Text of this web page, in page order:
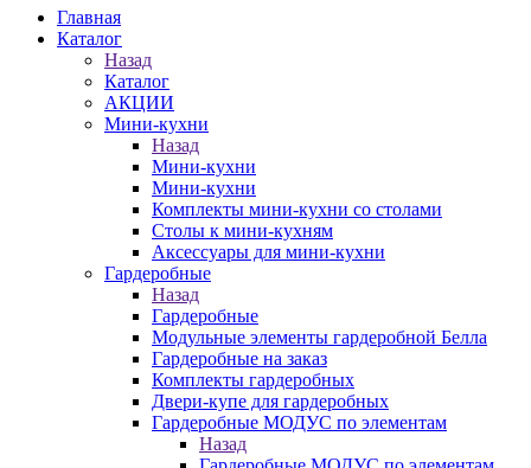
Главная
Каталог
Назад
Каталог
АКЦИИ
Мини-кухни
Назад
Мини-кухни
Мини-кухни
Комплекты мини-кухни со столами
Столы к мини-кухням
Аксессуары для мини-кухни
Гардеробные
Назад
Гардеробные
Модульные элементы гардеробной Белла
Гардеробные на заказ
Комплекты гардеробных
Двери-купе для гардеробных
Гардеробные МОДУС по элементам
Назад